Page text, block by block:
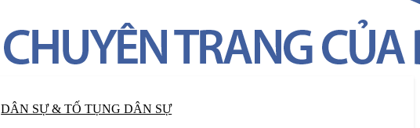
DÂN SỰ & TỐ TỤNG DÂN SỰ